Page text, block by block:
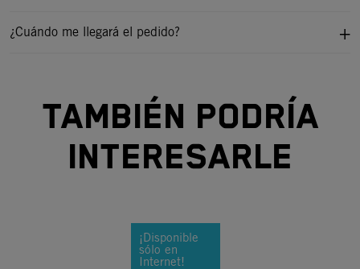
¿Cuándo me llegará el pedido?
TAMBIÉN PODRÍA
INTERESARLE
¡Disponible
sólo en
Internet!